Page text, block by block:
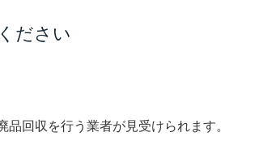
ださい
回収を行う業者が見受けられます。